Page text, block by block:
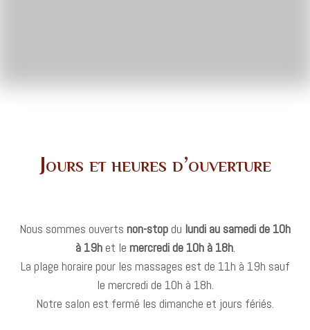
Jours et heures d’ouverture
Nous sommes ouverts non-stop du lundi au samedi de 10h
à 19het le mercredi de 10h à 18h.
La plage horaire pour les massages est de 11h à 19h sauf
le mercredi de 10h à 18h.
Notre salon est fermé les dimanche et jours fériés.